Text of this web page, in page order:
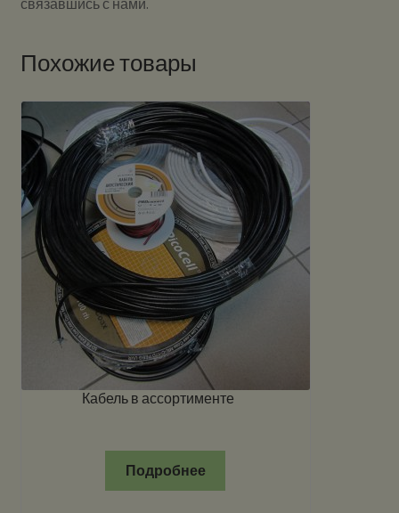
связавшись с нами.
Похожие товары
Кабель в ассортименте
Подробнее